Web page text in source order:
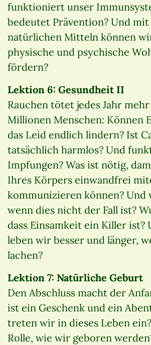
funktioniert unser
bedeutet Prävention? Und
natürlichen Mitteln können
physische und psychische
fördern?
Lektion 6: Gesundheit II
Rauchen tötet jedes Jahr mehr
Millionen Menschen: Können
das Leid endlich lindern? Ist
tatsächlich harmlos? Und
Impfungen? Was ist nötig,
Ihres Körpers einwandfrei
kommunizieren können? Und
wenn dies nicht der Fall ist?
dass Einsamkeit ein Killer ist?
leben wir besser und länger,
lachen?
Lektion 7: Natürliche Geburt
Den Abschluss macht der
ist ein Geschenk und ein
treten wir in dieses Leben
Rolle, wie wir geboren